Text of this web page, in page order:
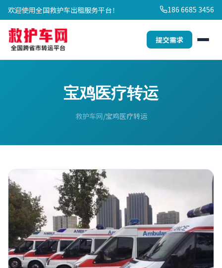
欢迎使用全国救护车出租服务平台！ 186 6685 3456
提交需求
宝鸡医疗转运
救护车网 宝鸡医疗转运